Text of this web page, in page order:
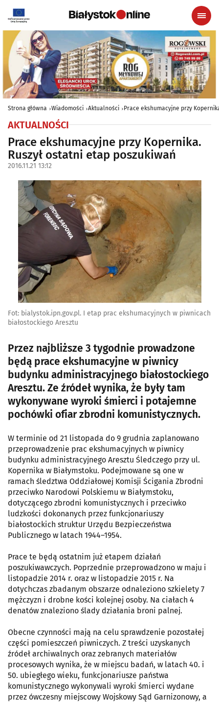
Strona główna Wiadomości Aktualności Prace ekshumacyjne przy
AKTUALNOŚCI
Prace ekshumacyjne przy Kopernika.
Ruszył ostatni etap poszukiwań
2016.11.21 13:12
Fot: bialystok.ipn.gov.pl. I etap prac ekshumacyjnych w piwnicach
białostockiego Aresztu
Przez najbliższe 3 tygodnie prowadzone
będą prace ekshumacyjne w piwnicy
budynku administracyjnego białostockiego
Aresztu. Ze źródeł wynika, że były tam
wykonywane wyroki śmierci i potajemne
pochówki ofiar zbrodni komunistycznych.
W terminie od 21 listopada do 9 grudnia zaplanowano
przeprowadzenie prac ekshumacyjnych w piwnicy
budynku administracyjnego Aresztu Śledczego przy ul.
Kopernika w Białymstoku. Podejmowane są one w
ramach śledztwa Oddziałowej Komisji Ścigania Zbrodni
przeciwko Narodowi Polskiemu w Białymstoku,
dotyczącego zbrodni komunistycznych i przeciwko
ludzkości dokonanych przez funkcjonariuszy
białostockich struktur Urzędu Bezpieczeństwa
Publicznego w latach 1944–1954.
Prace te będą ostatnim już etapem działań
poszukiwawczych. Poprzednie przeprowadzono w maju i
listopadzie 2014 r. oraz w listopadzie 2015 r. Na
dotychczas zbadanym obszarze odnaleziono szkielety 7
mężczyzn i drobne kości kolejnej osoby. Na ciałach 4
denatów znaleziono ślady działania broni palnej.
Obecne czynności mają na celu sprawdzenie pozostałej
części pomieszczeń piwniczych. Z treści uzyskanych
źródeł archiwalnych oraz zebranych materiałów
procesowych wynika, że w miejscu badań, w latach 40. i
50. ubiegłego wieku, funkcjonariusze państwa
komunistycznego wykonywali wyroki śmierci wydane
przez ówczesny miejscowy Wojskowy Sąd Garnizonowy, a